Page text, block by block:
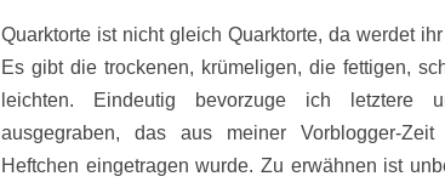
Quarktorte ist nicht gleich Quarktorte, da werdet
Es gibt die trockenen, krümeligen, die fettigen,
leichten. Eindeutig bevorzuge ich letztere
ausgegraben, das aus meiner Vorblogger-
Heftchen eingetragen wurde. Zu erwähnen ist